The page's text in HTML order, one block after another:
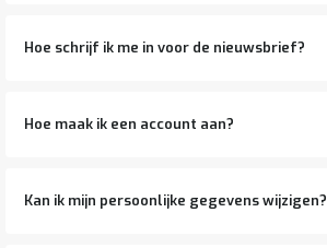
Hoe schrijf ik me in voor de nieuwsbrief?
Hoe maak ik een account aan?
Kan ik mijn persoonlijke gegevens wijzigen?